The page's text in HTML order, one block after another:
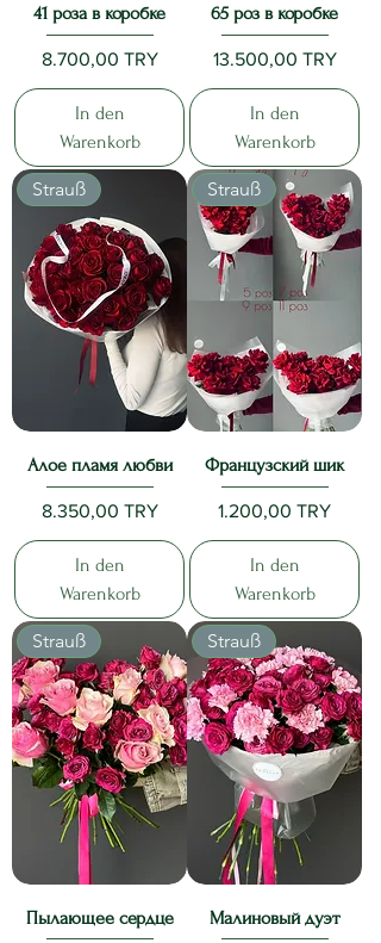
41 роза в коробке
Preis
8.700,00 TRY
In den
Warenkorb
65 роз в коробке
Preis
13.500,00 TRY
In den
Warenkorb
Strauß
Алое пламя любви
Preis
8.350,00 TRY
In den
Warenkorb
Strauß
Французский шик
Preis
1.200,00 TRY
In den
Warenkorb
Strauß
Пылающее сердце
Strauß
Малиновый дуэт